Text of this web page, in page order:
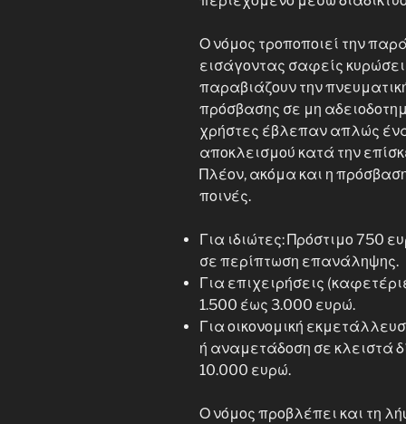
Ο νόμος τροποποιεί την
εισάγοντας σαφείς
παραβιάζουν την
πρόσβασης σε μη
χρήστες έβλεπαν απλώς
αποκλεισμού κατά την
Πλέον, ακόμα και η
ποινές.
Για ιδιώτες: Πρόστιμο 750
σε περίπτωση επανάληψης.
Για επιχειρήσεις
1.500 έως 3.000 ευρώ.
Για οικονομική
ή αναμετάδοση σε κλειστά
10.000 ευρώ.
Ο νόμος προβλέπει και τη